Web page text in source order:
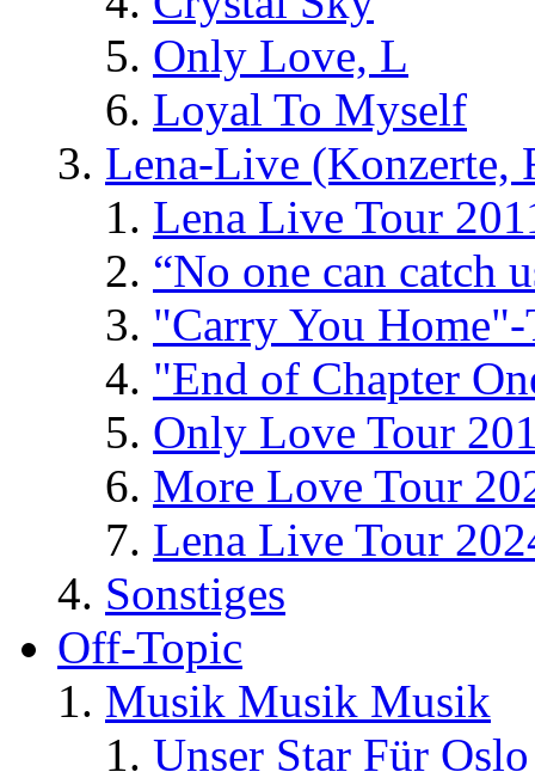
Only Love, L
Loyal To Myself
Lena-Live (Konzerte,
Lena Live Tour
“No one can catch
"Carry You
"End of Chapter
Only Love Tour
More Love Tour
Lena Live Tour
Sonstiges
Off-Topic
Musik Musik Musik
Unser Star Für Oslo